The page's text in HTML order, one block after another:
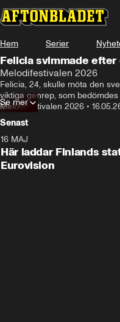
Hem Serier
Felicia svimmade
Melodifestivalen 2026
Felicia, 24, skulle möta den
viktiga genrep, som
Men i stället möttes pressen
svimmade efteråt och behöver
Melodifestivalen 2026 •
Se mer
Senast
16 MAJ
Här laddar Finlands
Eurovision